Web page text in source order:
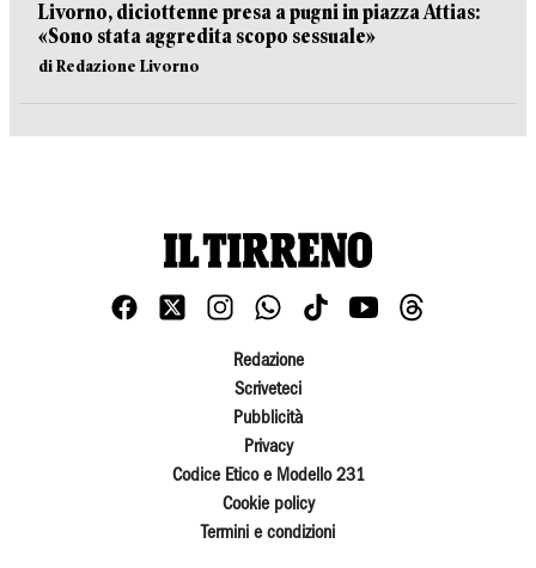
Livorno, diciottenne presa a pugni in piazza Attias:
«Sono stata aggredita scopo sessuale»
di Redazione Livorno
Redazione
Scriveteci
Pubblicità
Privacy
Codice Etico e Modello 231
Cookie policy
Termini e condizioni